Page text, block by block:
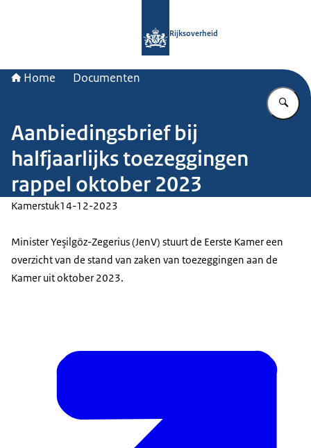
Rijksoverheid
Home Documenten
Aanbiedingsbrief bij
halfjaarlijks toezeggingen
rappel oktober 2023
Kamerstuk14-12-2023
Minister Yeşilgöz-Zegerius (JenV) stuurt de Eerste Kamer een
overzicht van de stand van zaken van toezeggingen aan de
Kamer uit oktober 2023.